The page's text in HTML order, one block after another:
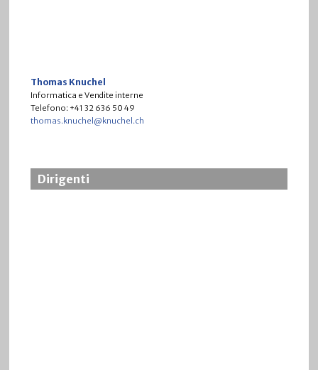
Thomas Knuchel
Informatica e Vendite interne
Telefono: +41 32 636 50 49
thomas.knuchel@knuchel.ch
Dirigenti